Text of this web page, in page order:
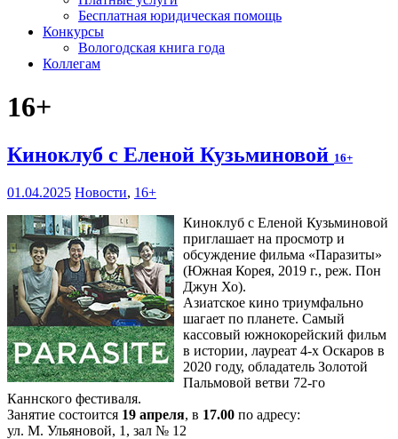
Бесплатная юридическая помощь
Конкурсы
Вологодская книга года
Коллегам
16+
Киноклуб с Еленой Кузьминовой 16+
01.04.2025 Новости, 16+
Киноклуб с Еленой Кузьминовой
приглашает на просмотр и
обсуждение фильма «Паразиты»
(Южная Корея, 2019 г., реж. Пон
Джун Хо).
Азиатское кино триумфально
шагает по планете. Самый
кассовый южнокорейский фильм
в истории, лауреат 4-х Оскаров в
2020 году, обладатель Золотой
Пальмовой ветви 72-го
Каннского фестиваля.
Занятие состоится 19 апреля, в 17.00 по адресу:
ул. М. Ульяновой, 1, зал № 12